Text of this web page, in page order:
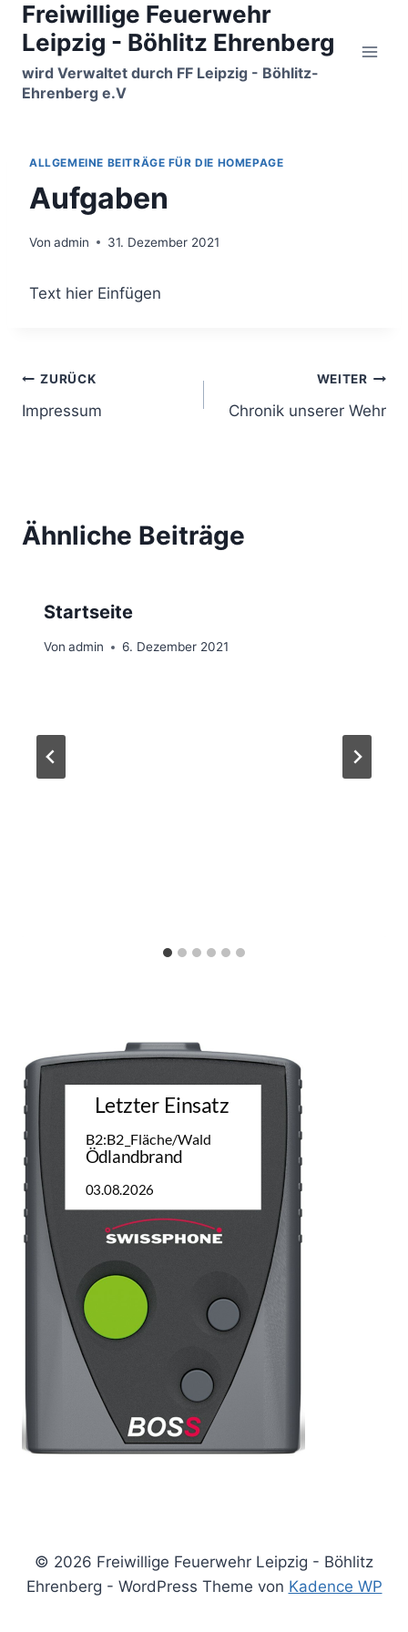
Zum
Inhalt
springen
Freiwillige Feuerwehr
Leipzig - Böhlitz Ehrenberg
wird Verwaltet durch FF Leipzig - Böhlitz-
Ehrenberg e.V
ALLGEMEINE BEITRÄGE FÜR DIE HOMEPAGE
Aufgaben
Von admin 31. Dezember 2021
Text hier Einfügen
Beitragsnavigation
ZURÜCK
Impressum
WEITER
Chronik unserer Wehr
Ähnliche Beiträge
Startseite
Von admin 6. Dezember 2021
© 2026 Freiwillige Feuerwehr Leipzig - Böhlitz
Ehrenberg - WordPress Theme von Kadence WP